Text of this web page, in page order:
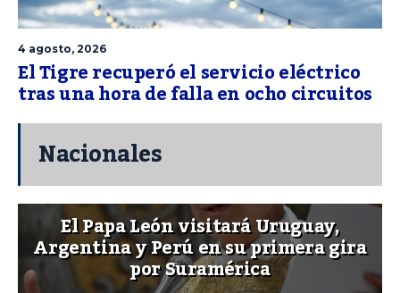
4 agosto, 2026
El Tigre recuperó el servicio eléctrico
tras una hora de falla en ocho circuitos
Nacionales
El Papa León visitará Uruguay,
Argentina y Perú en su primera gira
por Suramérica